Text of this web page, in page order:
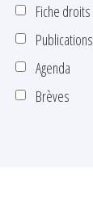
Fiche droits
Publications
Agenda
Brèves